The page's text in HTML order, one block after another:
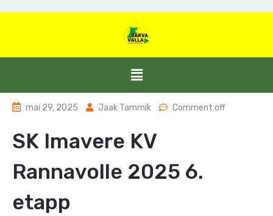
mai 29, 2025 Jaak Tammik Comment off
SK Imavere KV
Rannavolle 2025 6.
etapp